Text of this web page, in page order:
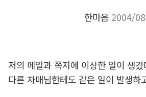
한마음 2004/
저의 메일과 쪽지에 이상한 일이 생겼
다른 자매님한테도 같은 일이 발생하